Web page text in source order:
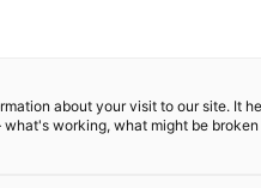
about your visit to our site. It
what's working, what might be